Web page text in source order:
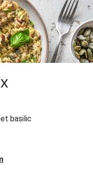
basilic